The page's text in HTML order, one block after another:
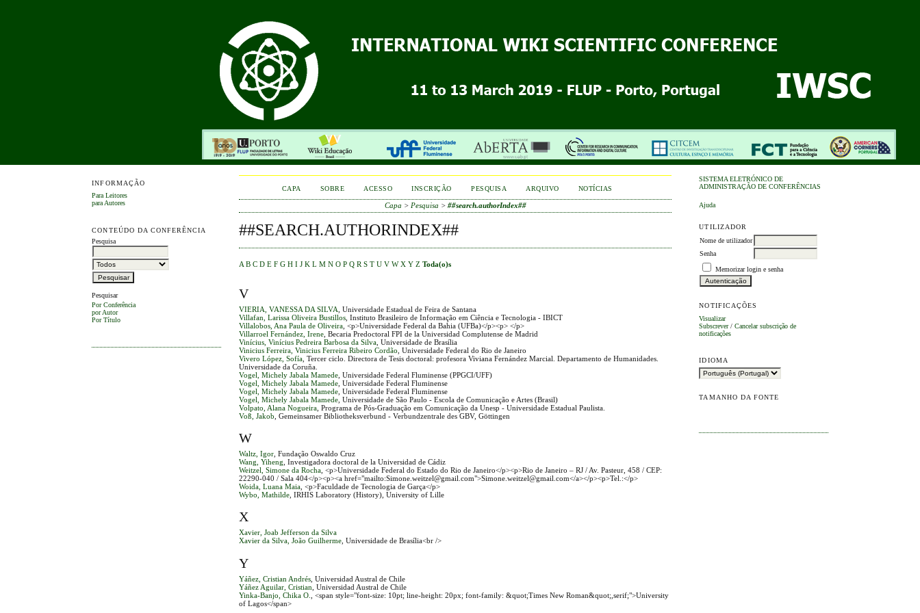
INFORMAÇÃO
Para Leitores
para Autores
CONTEÚDO DA CONFERÊNCIA
Pesquisa
Pesquisar
Por Conferência
por Autor
Por Título
SISTEMA ELETRÓNICO DE
ADMINISTRAÇÃO DE CONFERÊNCIAS
Ajuda
UTILIZADOR
Nome de utilizador
Senha
Memorizar login e senha
NOTIFICAÇÕES
Visualizar
Subscrever/Cancelar subscrição de
notificações
IDIOMA
TAMANHO DA FONTE
CAPA SOBRE ACESSO INSCRIÇÃO PESQUISA ARQUIVO NOTÍCIAS
Capa > Pesquisa > ##search.authorIndex##
##SEARCH.AUTHORINDEX##
A B C D E F G H I J K L M N O P Q R S T U V W X Y Z Toda(o)s
V
VIERIA, VANESSA DA SILVA , Universidade Estadual de Feira de Santana
Villafan, Larissa Oliveira Bustillos , Instituto Brasileiro de Informação em Ciência e Tecnologia - IBICT
Villalobos, Ana Paula de Oliveira , <p>Universidade Federal da Bahia (UFBa)</p><p> </p>
Villarroel Fernández, Irene , Becaria Predoctoral FPI de la Universidad Complutense de Madrid
Vinícius, Vinícius Pedreira Barbosa da Silva , Universidade de Brasília
Vinicius Ferreira, Vinicius Ferreira Ribeiro Cordão , Universidade Federal do Rio de Janeiro
Vivero López, Sofía , Tercer ciclo. Directora de Tesis doctoral: profesora Viviana Fernández Marcial. Departamento de Humanidades.
Universidade da Coruña.
Vogel, Michely Jabala Mamede , Universidade Federal Fluminense (PPGCI/UFF)
Vogel, Michely Jabala Mamede , Universidade Federal Fluminense
Vogel, Michely Jabala Mamede , Universidade Federal Fluminense
Vogel, Michely Jabala Mamede , Universidade de São Paulo - Escola de Comunicação e Artes (Brasil)
Volpato, Alana Nogueira , Programa de Pós-Graduação em Comunicação da Unesp - Universidade Estadual Paulista.
Voß, Jakob , Gemeinsamer Bibliotheksverbund - Verbundzentrale des GBV, Göttingen
W
Waltz, Igor , Fundação Oswaldo Cruz
Wang, Yiheng , Investigadora doctoral de la Universidad de Cádiz
Weitzel, Simone da Rocha , <p>Universidade Federal do Estado do Rio de Janeiro</p><p>Rio de Janeiro – RJ / Av. Pasteur, 458 / CEP:
22290-040 / Sala 404</p><p><a href="mailto:Simone.weitzel@gmail.com">Simone.weitzel@gmail.com</a></p><p>Tel.:</p>
Woida, Luana Maia , <p>Faculdade de Tecnologia de Garça</p>
Wybo, Mathilde , IRHIS Laboratory (History), University of Lille
X
Xavier, Joab Jefferson da Silva
Xavier da Silva, João Guilherme , Universidade de Brasília<br />
Y
Yáñez, Cristian Andrés , Universidad Austral de Chile
Yáñez Aguilar, Cristian , Universidad Austral de Chile
Yinka-Banjo, Chika O.
, <span style="font-size: 10pt; line-height: 20px; font-family: &quot;Times New Roman&quot;,serif;">University
of Lagos</span>